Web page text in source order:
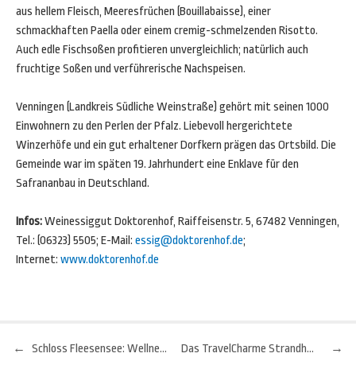
aus hellem Fleisch, Meeresfrüchen (Bouillabaisse), einer
schmackhaften Paella oder einem cremig-schmelzenden Risotto.
Auch edle Fischsoßen profitieren unvergleichlich; natürlich auch
fruchtige Soßen und verführerische Nachspeisen.
Venningen (Landkreis Südliche Weinstraße) gehört mit seinen 1000
Einwohnern zu den Perlen der Pfalz. Liebevoll hergerichtete
Winzerhöfe und ein gut erhaltener Dorfkern prägen das Ortsbild. Die
Gemeinde war im späten 19. Jahrhundert eine Enklave für den
Safrananbau in Deutschland.
Infos:Weinessiggut Doktorenhof, Raiffeisenstr. 5, 67482 Venningen,
Tel.: (06323) 5505; E-Mail: essig@doktorenhof.de;
Internet: www.doktorenhof.de
Beitragsnavigation
← Schloss Fleesensee: Wellness- und Golfhotel im Herzen der Mecklenburgischen Seenplatte →
Das TravelCharme Strandhotel auf Usedom: Perfekter Aufenthalt für die ganze Familie